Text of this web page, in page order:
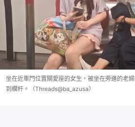
坐在近車門位置關愛座的女生，被坐在旁邊的老
到欄杆。（Threads@ba_azusa）